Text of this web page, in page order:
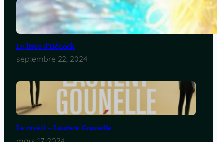
Le livre d’Hénoch
septembre 22, 2024
Le réveil – Laurent Gounelle